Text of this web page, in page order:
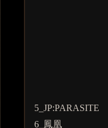
5_JP:PARASITE
6_鳳凰